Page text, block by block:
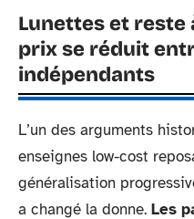
Lunettes et reste
prix se réduit
indépendants
L’un des arguments
enseignes low-cost
généralisation
a changé la donne. Les